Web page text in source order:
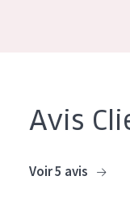
Lift+
Expert
Avis
Voir 5 avis